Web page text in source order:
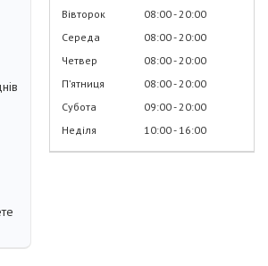
Вівторок
08:00 20:00
Середа
08:00 20:00
Четвер
08:00 20:00
Пʼятниця
08:00 20:00
Субота
09:00 20:00
Неділя
10:00 16:00